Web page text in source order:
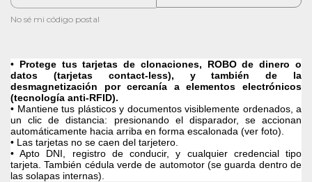
No sé mi código postal
• Protege tus tarjetas de clonaciones, ROBO de dinero o
datos (tarjetas contact-less), y también de la
desmagnetización por cercanía a elementos electrónicos
(tecnología anti-RFID).
• Mantiene tus plásticos y documentos visiblemente ordenados, a
un clic de distancia: presionando el disparador, se accionan
automáticamente hacia arriba en forma escalonada (ver foto).
• Las tarjetas no se caen del tarjetero.
• Apto DNI, registro de conducir, y cualquier credencial tipo
tarjeta. También cédula verde de automotor (se guarda dentro de
las solapas internas).